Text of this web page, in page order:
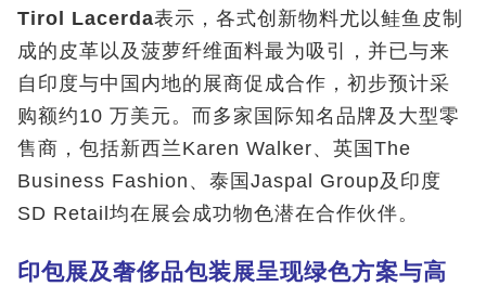
Tirol Lacerda表示，各式创新物料尤以鲑鱼皮制
成的皮革以及菠萝纤维面料最为吸引，并已与来
自印度与中国内地的展商促成合作，初步预计采
购额约10 万美元。而多家国际知名品牌及大型零
售商，包括新西兰Karen Walker、英国The
Business Fashion、泰国Jaspal Group及印度
SD Retail均在展会成功物色潜在合作伙伴。
印包展及奢侈品包装展呈现绿色方案与高